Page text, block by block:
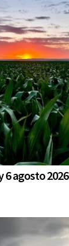
6 agosto 2026